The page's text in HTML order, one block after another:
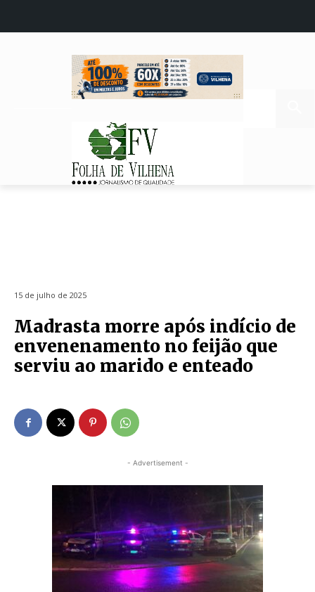
15 de julho de 2025
Madrasta morre após indício de
envenenamento no feijão que
serviu ao marido e enteado
- Advertisement -